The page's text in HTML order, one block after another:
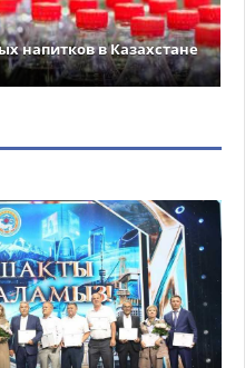
напитков в Казахстане